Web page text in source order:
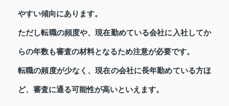
やすい傾向にあります。
ただし転職の頻度や、現在勤めている会社に入社してか
らの年数も審査の材料となるため注意が必要です。
転職の頻度が少なく、現在の会社に長年勤めている方ほ
ど、審査に通る可能性が高いといえます。